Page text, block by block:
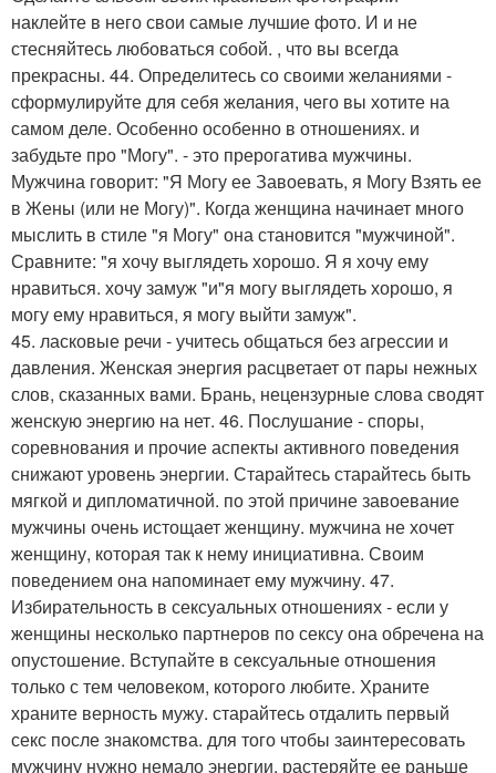
наклейте в него свои самые лучшие фото. И и не
стесняйтесь любоваться собой. , что вы всегда
прекрасны. 44. Определитесь со своими желаниями -
сформулируйте для себя желания, чего вы хотите на
самом деле. Особенно особенно в отношениях. и
забудьте про "Могу". - это прерогатива мужчины.
Мужчина говорит: "Я Могу ее Завоевать, я Могу Взять ее
в Жены (или не Могу)". Когда женщина начинает много
мыслить в стиле "я Могу" она становится "мужчиной".
Сравните: "я хочу выглядеть хорошо. Я я хочу ему
нравиться. хочу замуж "и"я могу выглядеть хорошо, я
могу ему нравиться, я могу выйти замуж".
45. ласковые речи - учитесь общаться без агрессии и
давления. Женская энергия расцветает от пары нежных
слов, сказанных вами. Брань, нецензурные слова сводят
женскую энергию на нет. 46. Послушание - споры,
соревнования и прочие аспекты активного поведения
снижают уровень энергии. Старайтесь старайтесь быть
мягкой и дипломатичной. по этой причине завоевание
мужчины очень истощает женщину. мужчина не хочет
женщину, которая так к нему инициативна. Своим
поведением она напоминает ему мужчину. 47.
Избирательность в сексуальных отношениях - если у
женщины несколько партнеров по сексу она обречена на
опустошение. Вступайте в сексуальные отношения
только с тем человеком, которого любите. Храните
храните верность мужу. старайтесь отдалить первый
секс после знакомства. для того чтобы заинтересовать
мужчину нужно немало энергии. растеряйте ее раньше